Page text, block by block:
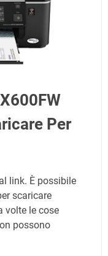
Per
link. È possibile
scaricare
volte le cose
possono